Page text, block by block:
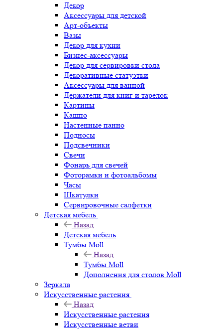
Декор
Аксессуары для детской
Арт-объекты
Вазы
Декор для кухни
Бизнес-аксессуары
Декор для сервировки стола
Декоративные статуэтки
Аксессуары для ванной
Держатели для книг и тарелок
Картины
Кашпо
Настенные панно
Подносы
Подсвечники
Свечи
Фонарь для свечей
Фоторамки и фотоальбомы
Часы
Шкатулки
Сервировочные салфетки
Детская мебель
Назад
Детская мебель
Тумбы Moll
Назад
Тумбы Moll
Дополнения для столов Moll
Зеркала
Искусственные растения
Назад
Искусственные растения
Искусственные ветви